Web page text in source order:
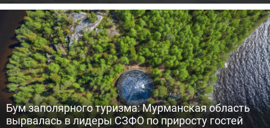
Бум заполярного туризма: Мурманская область
вырвалась в лидеры СЗФО по приросту гостей